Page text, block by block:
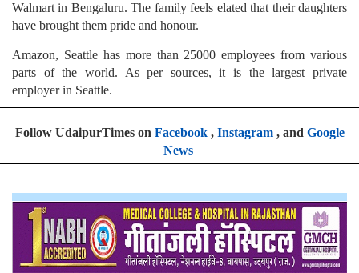
Walmart in Bengaluru. The family feels elated that their daughters
have brought them pride and honour.
Amazon, Seattle has more than 25000 employees from various
parts of the world. As per sources, it is the largest private
employer in Seattle.
Follow UdaipurTimes on Facebook, Instagram, and Google
News